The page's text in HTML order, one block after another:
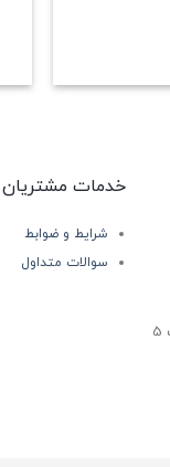
خدمات مشتریان
شرایط و ضوابط
سوالات متداول